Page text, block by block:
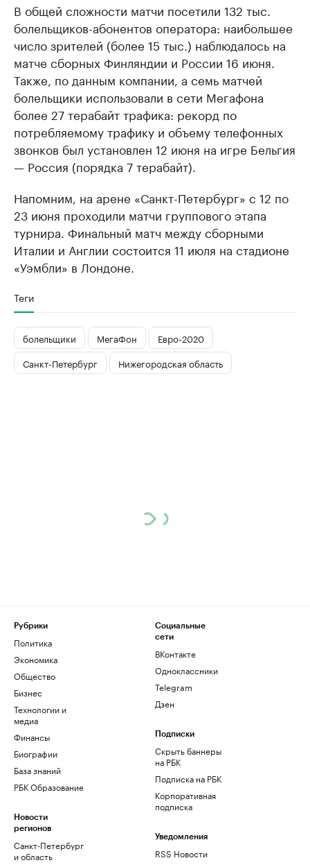
В общей сложности матчи посетили 132 тыс.
болельщиков-абонентов оператора: наибольшее
число зрителей (более 15 тыс.) наблюдалось на
матче сборных Финляндии и России 16 июня.
Также, по данным компании, а семь матчей
болельщики использовали в сети Мегафона
более 27 терабайт трафика: рекорд по
потребляемому трафику и объему телефонных
звонков был установлен 12 июня на игре Бельгия
— Россия (порядка 7 терабайт).
Напомним, на арене «Санкт-Петербург» с 12 по
23 июня проходили матчи группового этапа
турнира. Финальный матч между сборными
Италии и Англии состоится 11 июля на стадионе
«Уэмбли» в Лондоне.
Теги
болельщики МегаФон
Евро-2020
Санкт-Петербург
Нижегородская область
Рубрики
Политика
Экономика
Общество
Бизнес
Технологии и
медиа
Финансы
Биографии
База знаний
РБК Образование
Новости
регионов
Санкт-Петербург
и область
Социальные
сети
ВКонтакте
Одноклассники
Telegram
Дзен
Подписки
Скрыть баннеры
на РБК
Подписка на РБК
Корпоративная
подписка
Уведомления
RSS Новости